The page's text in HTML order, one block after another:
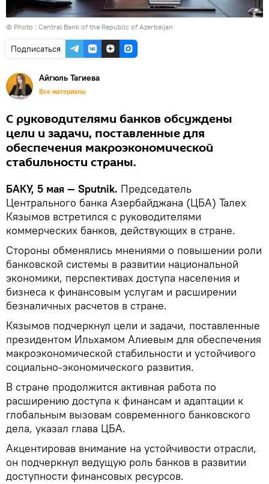
© Photo : Central Bank of the Republic of Azerbaijan
Подписаться
Айгюль Тагиева
Все материалы
С руководителями банков обсуждены
цели и задачи, поставленные для
обеспечения макроэкономической
стабильности страны.
БАКУ, 5 мая — Sputnik. Председатель
Центрального банка Азербайджана (ЦБА) Талех
Кязымов встретился с руководителями
коммерческих банков, действующих в стране.
Стороны обменялись мнениями о повышении роли
банковской системы в развитии национальной
экономики, перспективах доступа населения и
бизнеса к финансовым услугам и расширении
безналичных расчетов в стране.
Кязымов подчеркнул цели и задачи, поставленные
президентом Ильхамом Алиевым для обеспечения
макроэкономической стабильности и устойчивого
социально-экономического развития.
В стране продолжится активная работа по
расширению доступа к финансам и адаптации к
глобальным вызовам современного банковского
дела, указал глава ЦБА.
Акцентировав внимание на устойчивости отрасли,
он подчеркнул ведущую роль банков в развитии
доступности финансовых ресурсов.